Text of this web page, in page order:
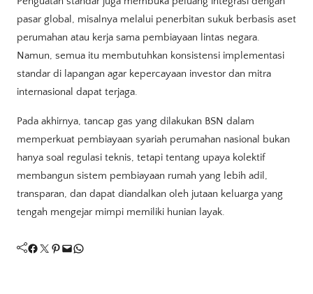
pasar global, misalnya melalui penerbitan sukuk berbasis aset
perumahan atau kerja sama pembiayaan lintas negara.
Namun, semua itu membutuhkan konsistensi implementasi
standar di lapangan agar kepercayaan investor dan mitra
internasional dapat terjaga.
Pada akhirnya, tancap gas yang dilakukan BSN dalam
memperkuat pembiayaan syariah perumahan nasional bukan
hanya soal regulasi teknis, tetapi tentang upaya kolektif
membangun sistem pembiayaan rumah yang lebih adil,
transparan, dan dapat diandalkan oleh jutaan keluarga yang
tengah mengejar mimpi memiliki hunian layak.
Facebook Twitter Pinterest Mail WhatsApp